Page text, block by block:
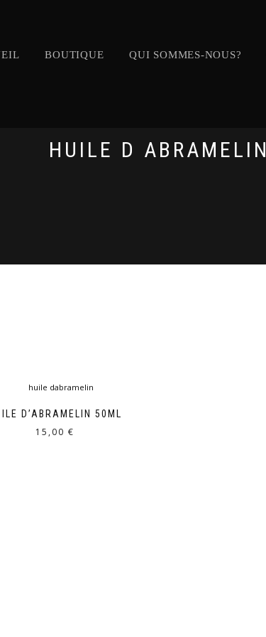
BOUTIQUE QUI SOMMES-NOUS?
HUILE D ABRAMELIN
D’ABRAMELIN 50ML
15,00€